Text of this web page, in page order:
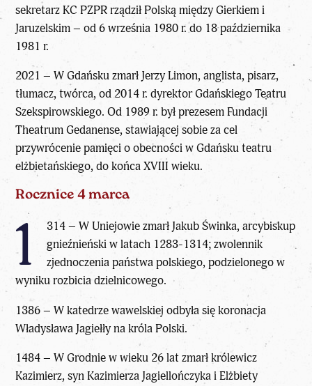
sekretarz KC PZPR rządził Polską między Gierkiem i
Jaruzelskim – od 6 września 1980 r. do 18 października
1981 r.
2021 – W Gdańsku zmarł Jerzy Limon, anglista, pisarz,
tłumacz, twórca, od 2014 r. dyrektor Gdańskiego Teatru
Szekspirowskiego. Od 1989 r. był prezesem Fundacji
Theatrum Gedanense, stawiającej sobie za cel
przywrócenie pamięci o obecności w Gdańsku teatru
elżbietańskiego, do końca XVIII wieku.
Rocznice 4 marca
1
314 – W Uniejowie zmarł Jakub Świnka, arcybiskup
gnieźnieński w latach 1283-1314; zwolennik
zjednoczenia państwa polskiego, podzielonego w
wyniku rozbicia dzielnicowego.
1386 – W katedrze wawelskiej odbyła się koronacja
Władysława Jagiełły na króla Polski.
1484 – W Grodnie w wieku 26 lat zmarł królewicz
Kazimierz, syn Kazimierza Jagiellończyka i Elżbiety